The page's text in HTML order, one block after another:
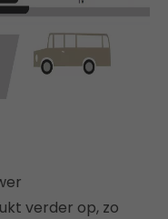
verder op, zo